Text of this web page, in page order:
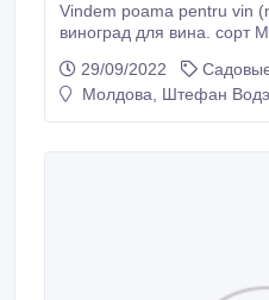
Vindem poama pentru vin
виноград для вина. сорт
29/09/2022
Молдова, Штефан Водэ